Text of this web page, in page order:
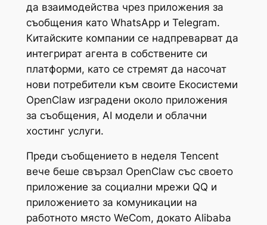
да взаимодейства чрез приложения за
съобщения като WhatsApp и Telegram.
Китайските компании се надпреварват да
интегрират агента в собствените си
платформи, като се стремят да насочат
нови потребители към своите Екосистеми
OpenClaw изградени около приложения
за съобщения, AI модели и облачни
хостинг услуги.
Преди съобщението в неделя Tencent
вече беше свързал OpenClaw със своето
приложение за социални мрежи QQ и
приложението за комуникации на
работното място WeCom, докато Alibaba